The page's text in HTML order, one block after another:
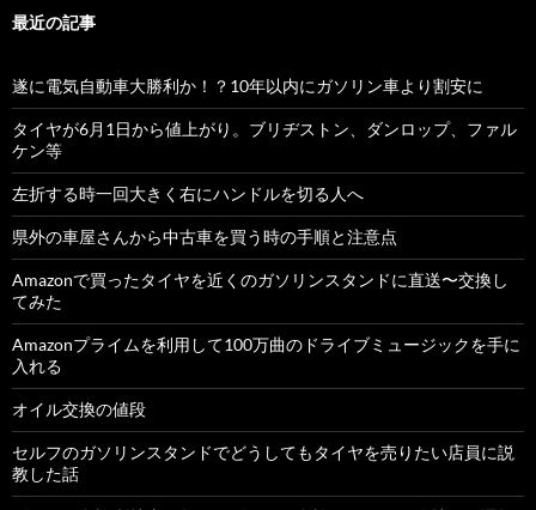
最近の記事
遂に電気自動車大勝利か！？10年以内にガソリン車より割安に
タイヤが6月1日から値上がり。ブリヂストン、ダンロップ、ファル
ケン等
左折する時一回大きく右にハンドルを切る人へ
県外の車屋さんから中古車を買う時の手順と注意点
Amazonで買ったタイヤを近くのガソリンスタンドに直送〜交換し
てみた
Amazonプライムを利用して100万曲のドライブミュージックを手に
入れる
オイル交換の値段
セルフのガソリンスタンドでどうしてもタイヤを売りたい店員に説
教した話